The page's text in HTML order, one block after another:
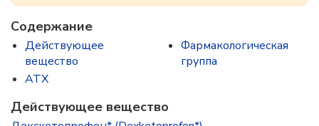
Содержание
Действующее
вещество
ATX
Фармакологическая
группа
Действующее вещество